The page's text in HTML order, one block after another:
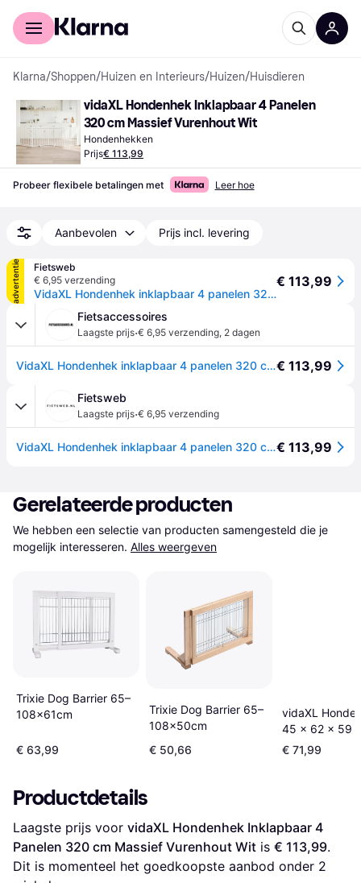
Voor shoppers
Klarna/Shoppen/Huizen en Interieurs/Huizen/Huisdieren
vidaXL Hondenhek Inklapbaar 4 Panelen
320 cm Massief Vurenhout Wit
Hondenhekken
Prijs€ 113,99
Probeer flexibele betalingen met Leer hoe
Aanbevolen Prijs incl. levering
advertentie
Fietsweb
€ 6,95 verzending
VidaXL Hondenhek inklapbaar 4 panelen 320 cm massief vurenhout wit
€ 113,99
Fietsaccessoires
Laagste prijs·€ 6,95 verzending, 2 dagen
VidaXL Hondenhek inklapbaar 4 panelen 320 cm massief vurenhout wit€ 113,99
Fietsweb
Laagste prijs·€ 6,95 verzending
VidaXL Hondenhek inklapbaar 4 panelen 320 cm massief vurenhout wit€ 113,99
Gerelateerde producten
We hebben een selectie van producten samengesteld die je
mogelijk interesseren. Alles weergeven
Trixie Dog Barrier 65–
108x61cm
€ 63,99
Trixie Dog Barrier 65–
108x50cm
€ 50,66
vidaXL
45 x 62 x 59
Bewerkt Hout
€ 71,99
Productdetails
Laagste prijs voor vidaXL Hondenhek Inklapbaar 4
Panelen 320 cm Massief Vurenhout Wit is € 113,99.
Dit is momenteel het goedkoopste aanbod onder 2